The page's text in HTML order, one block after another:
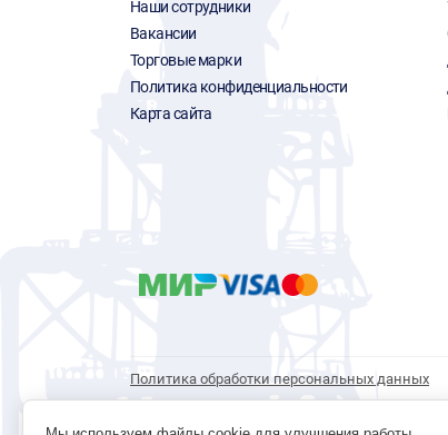
Наши сотрудники
Вакансии
Торговые марки
Политика конфиденциальности
Карта сайта
Политика обработки персональных данных
© 1996 - 2026 инструмент парк «Мастер